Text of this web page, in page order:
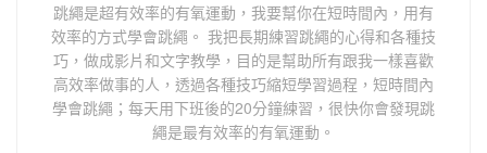
跳繩是超有效率的有氧運動，我要幫你在短時間內，用有
效率的方式學會跳繩。 我把長期練習跳繩的心得和各種技
巧，做成影片和文字教學，目的是幫助所有跟我一樣喜歡
高效率做事的人，透過各種技巧縮短學習過程，短時間內
學會跳繩；每天用下班後的20分鐘練習，很快你會發現跳
繩是最有效率的有氧運動。